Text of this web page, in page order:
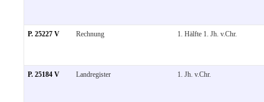
P. 25227 V Rechnung 1. Hälfte 1. Jh. v.Chr.
P. 25184 V Landregister 1. Jh. v.Chr.